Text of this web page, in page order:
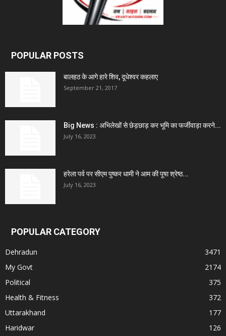
POPULAR POSTS
बालहठ के आगे हारे शिव, दूधेश्वर कहलाए
September 21, 2017
Big News : अभिलेखों से छेड़छाड़ कर भूमि का फर्जीवाड़ा करने...
July 16, 2023
हरेला पर्व पर सीएम पुष्कर धामी ने आम की पूषा श्रेष्ठ...
July 16, 2023
POPULAR CATEGORY
Dehradun
3471
My Govt
2174
Political
375
Health & Fitness
372
Uttarakhand
177
Haridwar
126